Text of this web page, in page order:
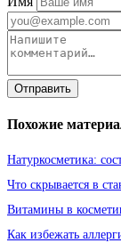
Отправить
Похожие
Натуркосметика:
Что скрывается в
Витамины в
Как избежать